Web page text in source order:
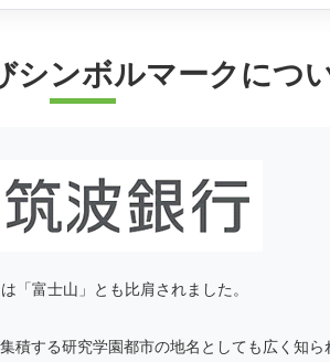
シンボルマークにつ
「富士山」とも比肩されました。
積する研究学園都市の地名としても広く知